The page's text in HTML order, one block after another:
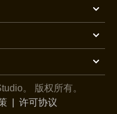
。
版权所有。
许可协议